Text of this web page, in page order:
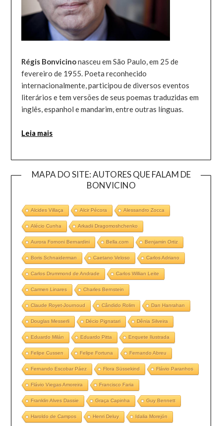
Régis Bonvicinonasceu em São Paulo, em 25 de
fevereiro de 1955. Poeta reconhecido
internacionalmente, participou de diversos eventos
literários e tem versões de seus poemas traduzidas em
inglês, espanhol e mandarim, entre outras línguas.
Leia mais
MAPA DO SITE: AUTORES QUE FALAM DE
BONVICINO
Alcides Villaça Alcir Pécora Alessandro Zocca
Alécio Cunha Arkadii Dragomoshchenko
Aurora Fornoni Bernardini Bella.com Benjamin Ortiz
Boris Schnaiderman Caetano Veloso Carlos Adriano
Carlos Drummond de Andrade Carlos Willian Leite
Carmen Linares Charles Bernstein
Claude Royet-Journoud Cândido Rolim Dan Hanrahan
Douglas Messerli Décio Pignatari Dênia Silveira
Eduardo Milán Eduardo Pitta Enquete Ilustrada
Felipe Cussen Felipe Fortuna Fernando Abreu
Fernando Escobar Páez Flora Süssekind Flávio Paranhos
Flávio Viegas Amoreira Francisco Faria
Franklin Alves Dassie Graça Capinha Guy Bennett
Haroldo de Campos Henri Deluy Idalia Morejón